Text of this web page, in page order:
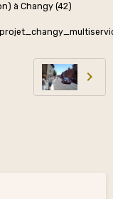
à Changy (42)